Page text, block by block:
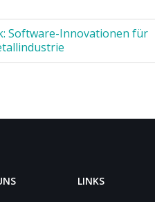
Software-Innovationen für
LINKS